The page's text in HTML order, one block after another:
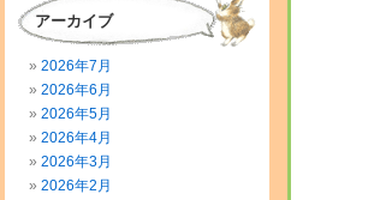
アーカイブ
2026年7月
2026年6月
2026年5月
2026年4月
2026年3月
2026年2月